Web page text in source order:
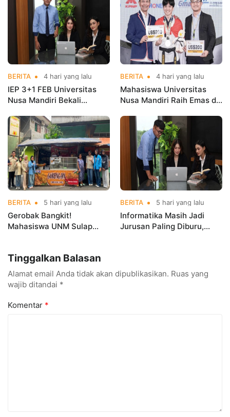
Taekwondo
BERITA 4 hari yang lalu
IEP 3+1 FEB Universitas
Nusa Mandiri Bekali
Kerja Sebelum Lulus
BERITA 4 hari yang lalu
Mahasiswa Universitas
Nusa Mandiri Raih Emas di
Indonesia Open
Championships 2026
BERITA 5 hari yang lalu
Gerobak Bangkit!
Mahasiswa UNM Sulap
BERITA 5 hari yang lalu
Informatika Masih Jadi
Jurusan Paling Diburu,
Tinggalkan Balasan
Alamat email Anda tidak akan dipublikasikan. Ruas yang
wajib ditandai *
Komentar *